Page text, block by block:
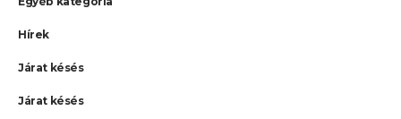
Hírek
Járat késés
Járat késés